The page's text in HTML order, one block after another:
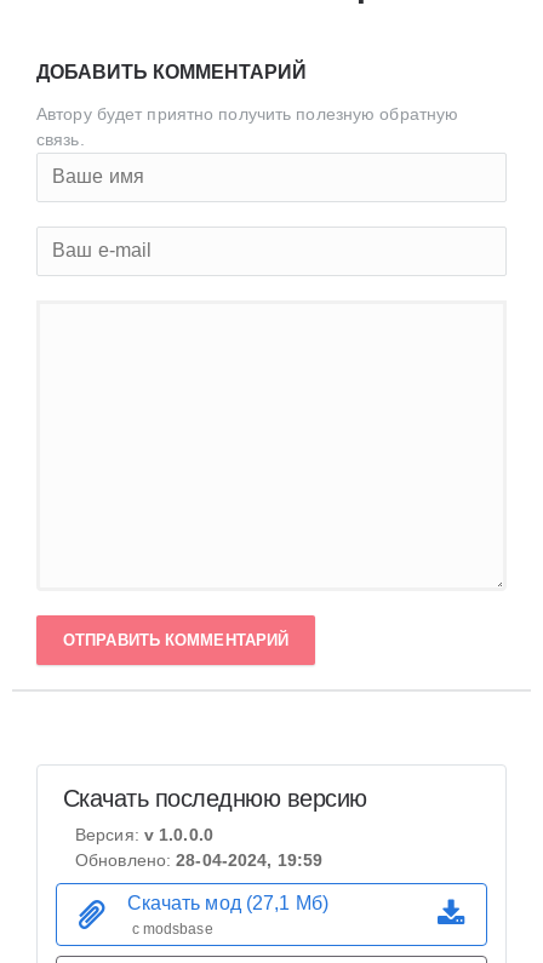
ДОБАВИТЬ КОММЕНТАРИЙ
Автору будет приятно получить полезную обратную
связь.
ОТПРАВИТЬ КОММЕНТАРИЙ
Скачать последнюю версию
Версия: v 1.0.0.0
Обновлено:28-04-2024, 19:59
Скачать мод (27,1 Мб)
с modsbase